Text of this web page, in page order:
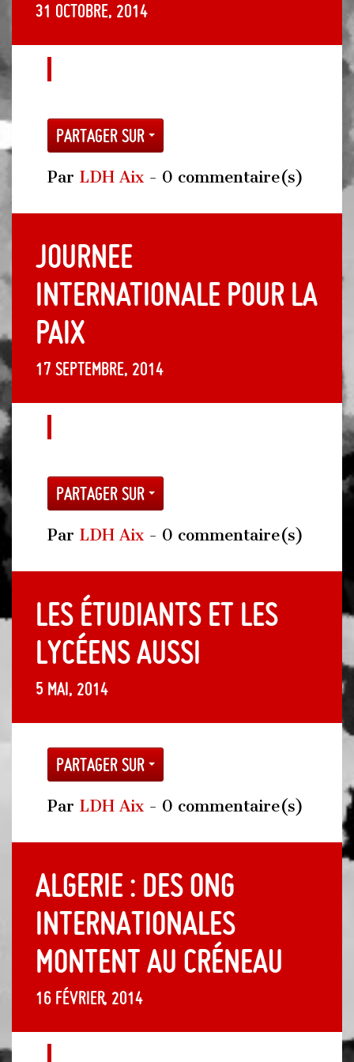
31 octobre, 2014
Partager sur
Par LDH Aix - 0 commentaire(s)
JOURNEE
INTERNATIONALE POUR LA
PAIX
17 septembre, 2014
Partager sur
Par LDH Aix - 0 commentaire(s)
Les étudiants et les
lycéens aussi
5 mai, 2014
Partager sur
Par LDH Aix - 0 commentaire(s)
ALGERIE : des ONG
internationales
montent au créneau
16 février, 2014